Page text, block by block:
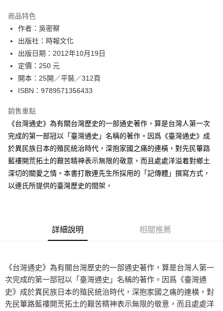
運送方式
付款後全家取貨
每筆NT$60，滿NT$499(含以上)免運費
付款後7-11取貨
每筆NT$60，滿NT$499(含以上)免運費
宅配
每筆NT$100，滿NT$499(含以上)免運費
商品特色
作者：吳密察
出版社：時報文化
出版日期：2012年10月19日
定價：250 元
開本：25開／平裝／312頁
ISBN：9789571356433
銷售重點
《台灣通史》為有關台灣歷史的一部通史著作，算是台灣人第一次
完成的第一部冠以「臺灣通史」名稱的著作。因爲《臺灣通史》成
於異民族日本的殖民統治時代，深抱家國之痛的連橫，對先民篳路
藍褸開荒拓土的艱苦精神表示無限的敬意，而且處處洋溢着對鄉土
深切的關愛之情。本書打散連先生所採用的「記傳體」撰寫方式，
以連氏所提供的臺灣歷史的間架，
詳細說明 相關推薦
《台灣通史》為有關台灣歷史的一部通史著作，算是台灣人第一
次完成的第一部冠以「臺灣通史」名稱的著作。因爲《臺灣通
史》成於異民族日本的殖民統治時代，深抱家國之痛的連橫，對
先民篳路藍褸開荒拓土的艱苦精神表示無限的敬意，而且處處洋